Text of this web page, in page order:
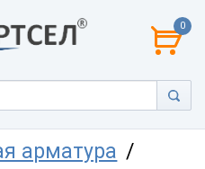
0
арматура